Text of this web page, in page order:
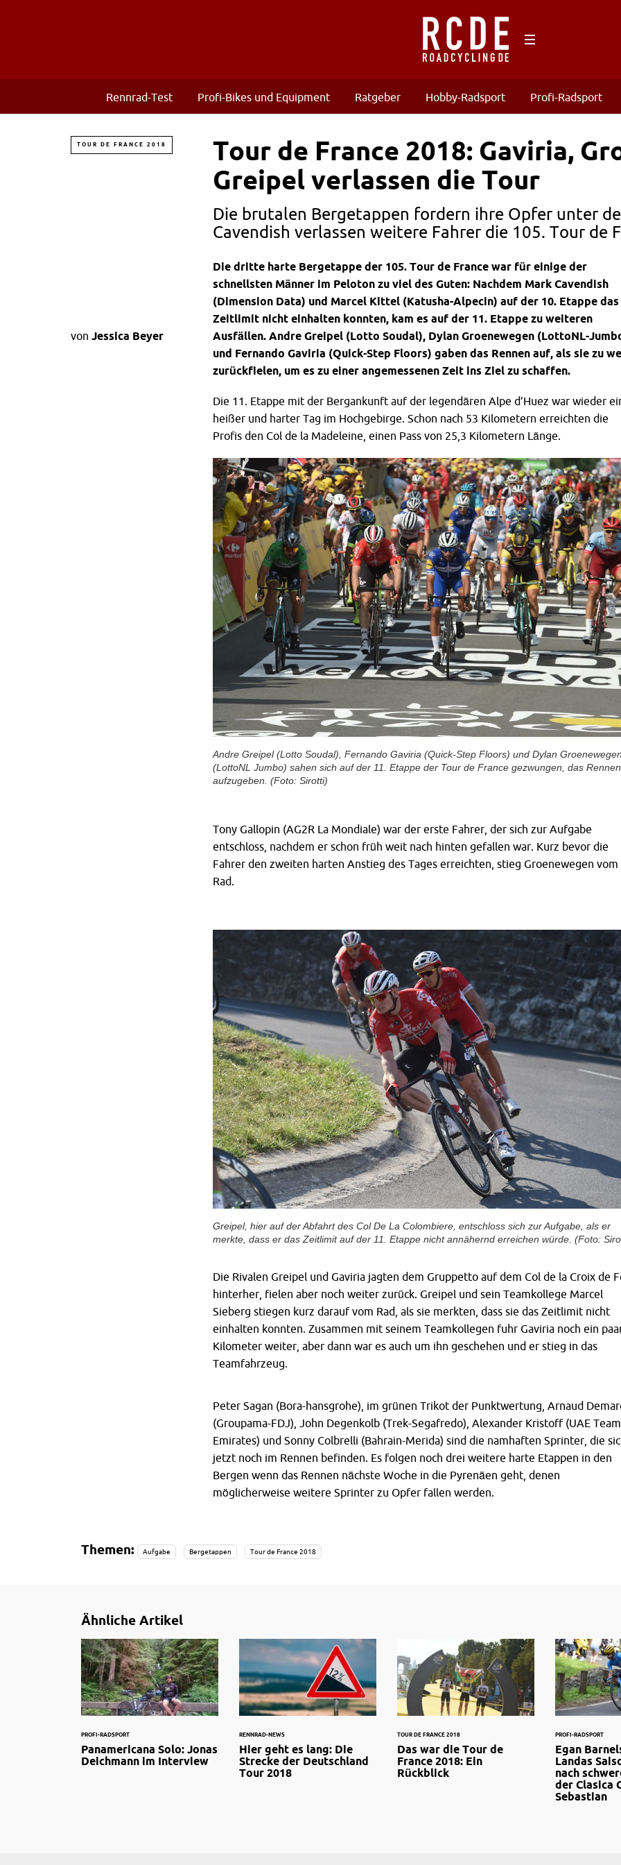
Rennrad-Test Profi-Bikes und Equipment Ratgeber Hobby-Radsport Profi-Radsport
TOUR DE FRANCE 2018
Tour de France 2018: Gaviria,
Greipel verlassen die Tour
Die brutalen Bergetappen fordern ihre Opfer unter
Cavendish verlassen weitere Fahrer die 105. Tour de
von Jessica Beyer
Die dritte harte Bergetappe der 105. Tour de France war für einige der
schnellsten Männer im Peloton zu viel des Guten: Nachdem Mark Cavendish
(Dimension Data) und Marcel Kittel (Katusha-Alpecin) auf der 10. Etappe das
Zeitlimit nicht einhalten konnten, kam es auf der 11. Etappe zu weiteren
Ausfällen. Andre Greipel (Lotto Soudal), Dylan Groenewegen (LottoNL-
und Fernando Gaviria (Quick-Step Floors) gaben das Rennen auf, als sie zu
zurückfielen, um es zu einer angemessenen Zeit ins Ziel zu schaffen.
Die 11. Etappe mit der Bergankunft auf der legendären Alpe d’Huez war wieder
heißer und harter Tag im Hochgebirge. Schon nach 53 Kilometern erreichten die
Profis den Col de la Madeleine, einen Pass von 25,3 Kilometern Länge.
Andre Greipel (Lotto Soudal), Fernando Gaviria (Quick-Step Floors) und Dylan
(LottoNL Jumbo) sahen sich auf der 11. Etappe der Tour de France gezwungen, das Rennen
aufzugeben. (Foto: Sirotti)
Tony Gallopin (AG2R La Mondiale) war der erste Fahrer, der sich zur Aufgabe
entschloss, nachdem er schon früh weit nach hinten gefallen war. Kurz bevor die
Fahrer den zweiten harten Anstieg des Tages erreichten, stieg Groenewegen vom
Rad.
Greipel, hier auf der Abfahrt des Col De La Colombiere, entschloss sich zur Aufgabe, als er
merkte, dass er das Zeitlimit auf der 11. Etappe nicht annähernd erreichen würde. (Foto:
Die Rivalen Greipel und Gaviria jagten dem Gruppetto auf dem Col de la Croix de
hinterher, fielen aber noch weiter zurück. Greipel und sein Teamkollege Marcel
Sieberg stiegen kurz darauf vom Rad, als sie merkten, dass sie das Zeitlimit nicht
einhalten konnten. Zusammen mit seinem Teamkollegen fuhr Gaviria noch ein
Kilometer weiter, aber dann war es auch um ihn geschehen und er stieg in das
Teamfahrzeug.
Peter Sagan (Bora-hansgrohe), im grünen Trikot der Punktwertung, Arnaud
(Groupama-FDJ), John Degenkolb (Trek-Segafredo), Alexander Kristoff (UAE Team
Emirates) und Sonny Colbrelli (Bahrain-Merida) sind die namhaften Sprinter, die
jetzt noch im Rennen befinden. Es folgen noch drei weitere harte Etappen in den
Bergen wenn das Rennen nächste Woche in die Pyrenäen geht, denen
möglicherweise weitere Sprinter zu Opfer fallen werden.
Themen: Aufgabe Bergetappen Tour de France 2018
Ähnliche Artikel
PROFI-RADSPORT
Panamericana Solo: Jonas
Deichmann im Interview
RENNRAD-NEWS
Hier geht es lang: Die
Strecke der Deutschland
Tour 2018
TOUR DE FRANCE 2018
Das war die Tour de
France 2018: Ein
Rückblick
PROFI-RADSPORT
Egan
Landas
nach
der Clasica
Sebastian